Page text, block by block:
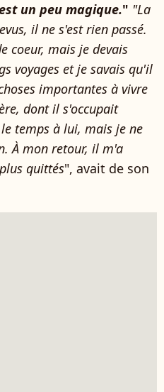
un peu magique." "La
il ne s'est rien passé.
coeur, mais je devais
voyages et je savais qu'il
importantes à vivre
dont il s'occupait
temps à lui, mais je ne
À mon retour, il m'a
quittés", avait de son